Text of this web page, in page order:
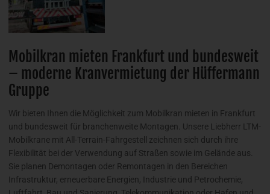
Mobilkran mieten Frankfurt und bundesweit
– moderne Kranvermietung der Hüffermann
Gruppe
Wir bieten Ihnen die Möglichkeit zum Mobilkran mieten in Frankfurt
und bundesweit für branchenweite Montagen. Unsere Liebherr LTM-
Mobilkrane mit All-Terrain-Fahrgestell zeichnen sich durch ihre
Flexibilität bei der Verwendung auf Straßen sowie im Gelände aus.
Sie planen Demontagen oder Remontagen in den Bereichen
Infrastruktur, erneuerbare Energien, Industrie und Petrochemie,